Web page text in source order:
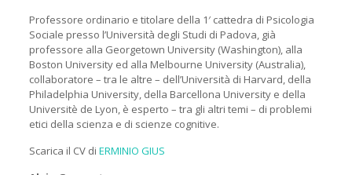
Professore ordinario e titolare della 1′ cattedra di Psicologia
Sociale presso l’Università degli Studi di Padova, già
professore alla Georgetown University (Washington), alla
Boston University ed alla Melbourne University (Australia),
collaboratore – tra le altre – dell’Università di Harvard, della
Philadelphia University, della Barcellona University e della
Universitè de Lyon, è esperto – tra gli altri temi – di problemi
etici della scienza e di scienze cognitive.
Scarica il CV di ERMINIO GIUS